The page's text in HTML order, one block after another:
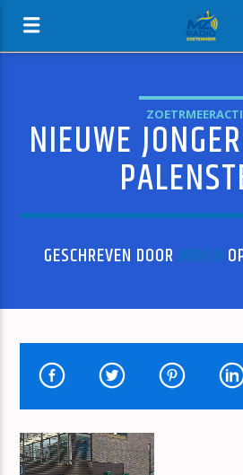
MZ-RADIO
HUIDIG NUMMER
GOUD EN FOUTSHOW
JOS NETTEN
NIEUWE
GESCHREVEN DOOR ADMIN